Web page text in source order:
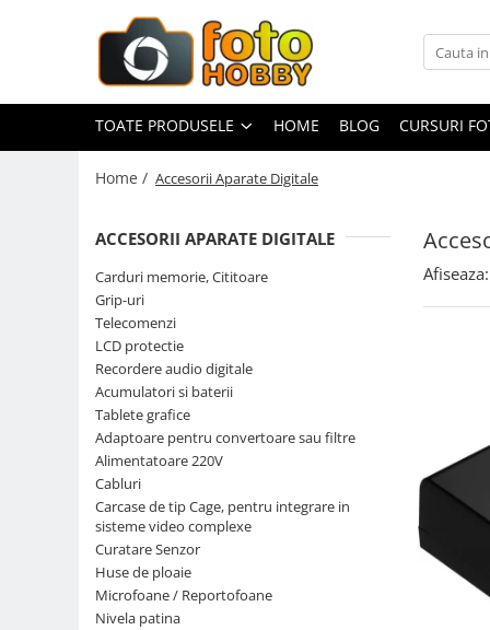
Toate Produsele
Aparate Foto
Aparate Foto Mirrorless
Aparate Foto DSLR
Aparate foto instant
Aparate foto pe film
Cursuri foto
Obiective foto si accesorii
Obiective Mirorless
Obiective DSLR
Huse si tocuri protectie obiective
Obiective Cinematice
Parasolare
Teleconvertoare
Adaptoare montura / baioneta
Capace obiectiv si camera
TOATE PRODUSELE HOME BLOG CURSURI
Home / Accesorii Aparate Digitale
ACCESORII APARATE DIGITALE
Carduri memorie, Cititoare
Grip-uri
Telecomenzi
LCD protectie
Recordere audio digitale
Acumulatori si baterii
Tablete grafice
Adaptoare pentru convertoare sau filtre
Alimentatoare 220V
Cabluri
Carcase de tip Cage, pentru integrare in
sisteme video complexe
Curatare Senzor
Huse de ploaie
Microfoane / Reportofoane
Nivela patina
Afiseaza: